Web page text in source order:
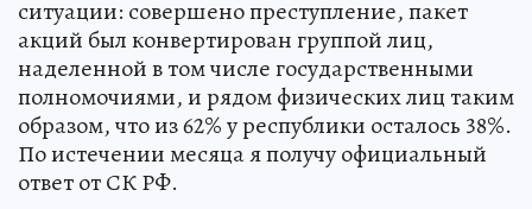
ситуации: совершено преступление, пакет
акций был конвертирован группой лиц,
наделенной в том числе государственными
полномочиями, и рядом физических лиц таким
образом, что из 62% у республики осталось 38%.
По истечении месяца я получу официальный
ответ от СК РФ.